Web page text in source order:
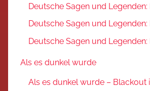
Deutsche Sagen und Legenden:
Deutsche Sagen und
Deutsche Sagen und Legenden:
Als es dunkel wurde
Als es dunkel wurde – Blackout